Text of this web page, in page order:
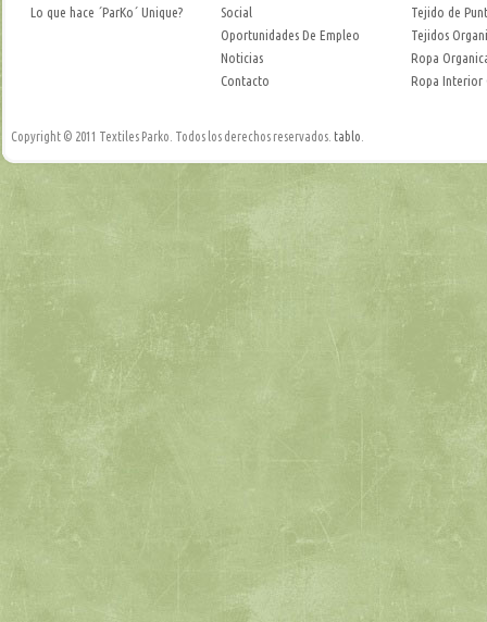
Lo que hace ´ParKo´ Unique?
Social
Oportunidades De Empleo
Noticias
Contacto
Tejido de
Tejidos
Ropa
Ropa Interior
Copyright © 2011 Textiles Parko. Todos los derechos reservados. tablo